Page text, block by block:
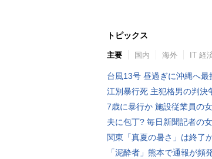
トピックス
主要 国内 海外 IT 経
台風13号 昼過ぎに沖縄へ最
江別暴行死 主犯格男の判決
7歳に暴行か 施設従業員の
夫に包丁? 毎日新聞記者の
関東「真夏の暑さ」は終了
「泥酔者」熊本で通報が頻